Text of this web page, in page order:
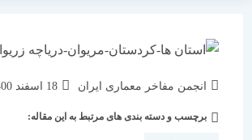
انجمن مفاخر معماری ایران
نوشته
شده
18 اسفند 1400
برچسب و دسته بندی های مرتبط به این مقاله: